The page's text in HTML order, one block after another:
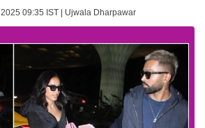
09:35 IST | Ujwala Dharpawar